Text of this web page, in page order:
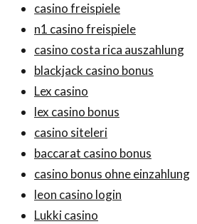
casino freispiele
n1 casino freispiele
casino costa rica auszahlung
blackjack casino bonus
Lex casino
lex casino bonus
casino siteleri
baccarat casino bonus
casino bonus ohne einzahlung
leon casino login
Lukki casino